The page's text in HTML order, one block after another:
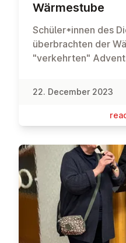
Wärmes­tube
Schüler*innen des
überbrachten der
"verkehrten"
22. December 2023